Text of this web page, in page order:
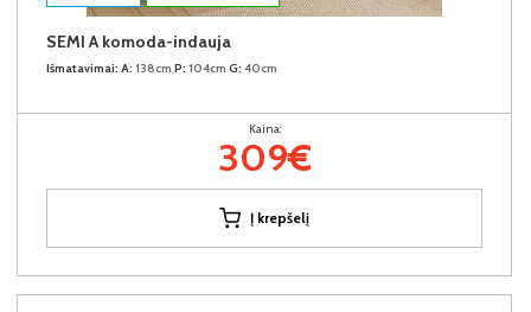
SEMI A komoda-indauja
Išmatavimai: A: 138cm P: 104cm G: 40cm
Kaina:
309€
Į krepšelį